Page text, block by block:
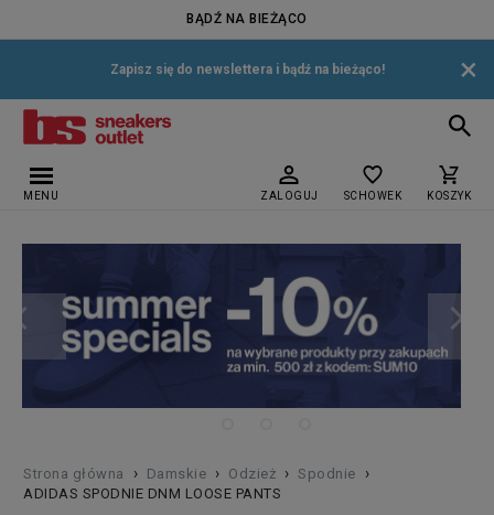
BĄDŹ NA BIEŻĄCO
Zapisz się do newslettera i bądź na bieżąco! ×
MENU ZALOGUJ SCHOWEK KOSZYK
Strona główna › Damskie › Odzież › Spodnie ›
ADIDAS SPODNIE DNM LOOSE PANTS